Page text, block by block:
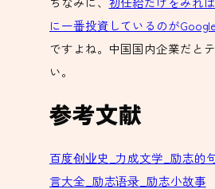
に一番投資しているのが
ですよね。中国国内企業だと
い。
参考文献
百度创业史_力成文学_励志的
言大全_励志语录_励志小故事